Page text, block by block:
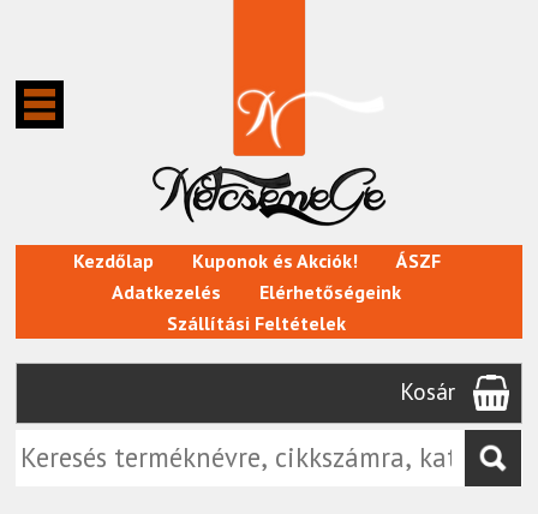
Kezdőlap Kuponok és Akciók!
ÁSZF
Adatkezelés
Elérhetőségeink
Szállítási Feltételek
Kosár